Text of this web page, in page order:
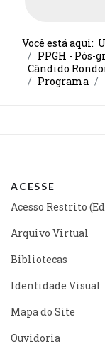
Você está aqui:
PPGH - Pós-
Cândido
Programa
ACESSE
Acesso Restrito
Arquivo Virtual
Bibliotecas
Identidade Visual
Mapa do Site
Ouvidoria